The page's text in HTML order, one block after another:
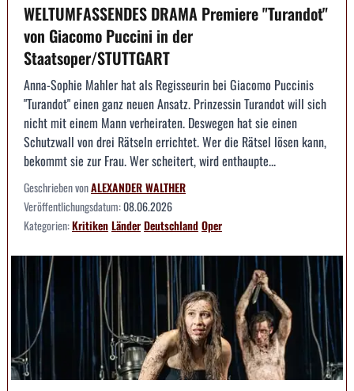
WELTUMFASSENDES DRAMA Premiere "Turandot"
von Giacomo Puccini in der
Staatsoper/STUTTGART
Anna-Sophie Mahler hat als Regisseurin bei Giacomo Puccinis
"Turandot" einen ganz neuen Ansatz. Prinzessin Turandot will sich
nicht mit einem Mann verheiraten. Deswegen hat sie einen
Schutzwall von drei Rätseln errichtet. Wer die Rätsel lösen kann,
bekommt sie zur Frau. Wer scheitert, wird enthaupte...
Geschrieben vonALEXANDER WALTHER
Veröffentlichungsdatum:08.06.2026
Kategorien:KritikenLänderDeutschlandOper